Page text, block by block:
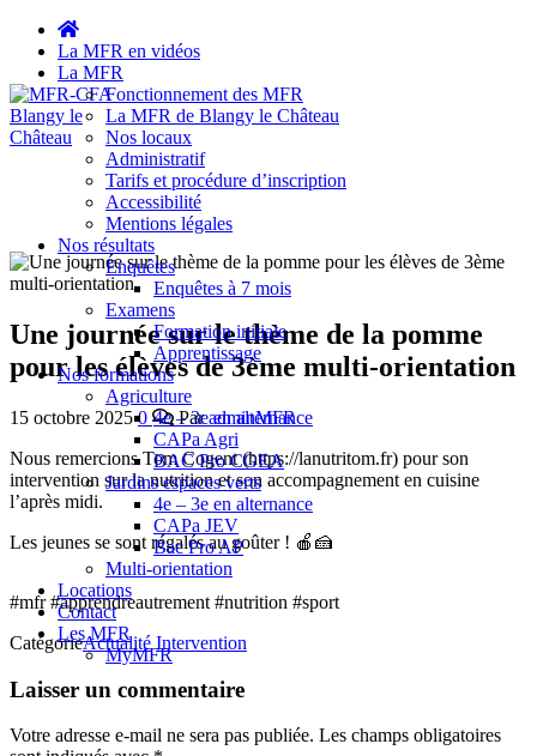
MFR-CFA Blangy le Château
Aimer faire autrement
La MFR en vidéos
La MFR
Fonctionnement des MFR
La MFR de Blangy le Château
Nos locaux
Administratif
Tarifs et procédure d’inscription
Accessibilité
Mentions légales
Nos résultats
Enquêtes
Enquêtes à 7 mois
Examens
Formation initiale
Apprentissage
Nos formations
Agriculture
4e – 3e en alternance
CAPa Agri
BAC Pro CGEA
Jardins espaces verts
4e – 3e en alternance
CAPa JEV
Bac Pro AP
Multi-orientation
Locations
Contact
Les MFR
MyMFR
Une journée sur le thème de la pomme
pour les élèves de 3ème multi-orientation
15 octobre 20250 ParadminMFR
Nous remercions Tom Cogent (https://lanutritom.fr) pour son
intervention sur la nutrition et son accompagnement en cuisine
l’après midi.
Les jeunes se sont régalés au goûter ! 🍎🍰
#mfr #apprendreautrement #nutrition #sport
CatégorieActualité Intervention
Laisser un commentaire
Votre adresse e-mail ne sera pas publiée. Les champs obligatoires